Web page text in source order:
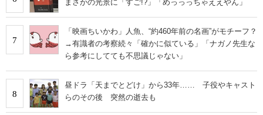
まさかの光景に「すご!?」「めっっっちゃええやん」
7
「映画ちいかわ」人魚、“約460年前の名画”がモチーフ？
→有識者の考察続々「確かに似ている」「ナガノ先生な
ら参考にしてても不思議じゃない」
8
昼ドラ「天までとどけ」から33年…… 子役やキャスト
らのその後 突然の逝去も